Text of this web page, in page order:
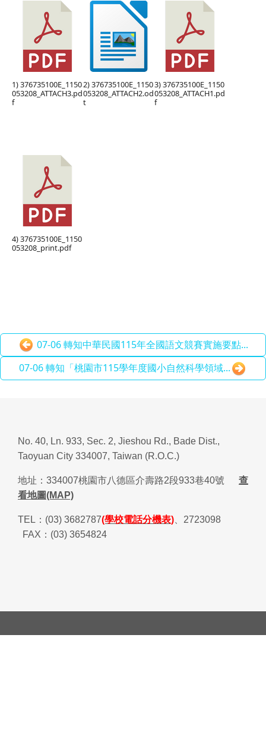
1) 376735100E_1150
053208_ATTACH3.pd
f
2) 376735100E_1150
053208_ATTACH2.od
t
3) 376735100E_1150
053208_ATTACH1.pd
f
4) 376735100E_1150
053208_print.pdf
07-06 轉知中華民國115年全國語文競賽實施要點...
07-06 轉知「桃園市115學年度國小自然科學領域...
No. 40, Ln. 933, Sec. 2, Jieshou Rd., Bade Dist.,
Taoyuan City 334007, Taiwan (R.O.C.)
地址： 334007桃園市八德區介壽路2段933巷40號
查
看地圖(MAP)
TEL ： (03) 3682787(學校電話分機表)
2723098
FAX ： (03) 3654824